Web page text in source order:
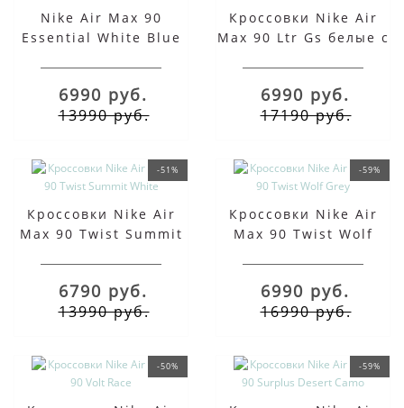
Nike Air Max 90
Essential White Blue
6990 руб.
13990 руб.
Кроссовки Nike Air
Max 90 Ltr Gs белые с
6990 руб.
17190 руб.
-51%
Кроссовки Nike Air
Max 90 Twist Summit
6790 руб.
13990 руб.
-59%
Кроссовки Nike Air
Max 90 Twist Wolf
6990 руб.
16990 руб.
-50% -59%